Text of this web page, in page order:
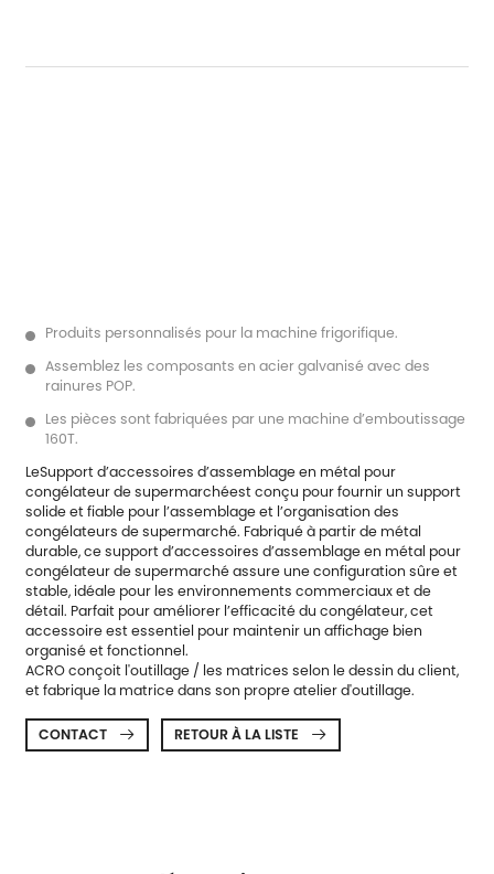
Produits personnalisés pour la machine frigorifique.
Assemblez les composants en acier galvanisé avec des
rainures POP.
Les pièces sont fabriquées par une machine d’emboutissage
160T.
LeSupport d’accessoires d’assemblage en métal pour
congélateur de supermarchéest conçu pour fournir un support
solide et fiable pour l’assemblage et l’organisation des
congélateurs de supermarché. Fabriqué à partir de métal
durable, ce support d’accessoires d’assemblage en métal pour
congélateur de supermarché assure une configuration sûre et
stable, idéale pour les environnements commerciaux et de
détail. Parfait pour améliorer l’efficacité du congélateur, cet
accessoire est essentiel pour maintenir un affichage bien
organisé et fonctionnel.
ACRO conçoit l'outillage / les matrices selon le dessin du client,
et fabrique la matrice dans son propre atelier d'outillage.
CONTACT  RETOUR À LA LISTE 